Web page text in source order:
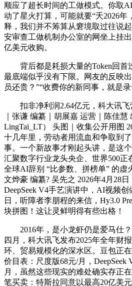
顺应了超长时间的工做模式。你取
动了星火打算，可能就要“夭2026年
释，我们并不筹算从窘境取过往说
安审查工做机制办公室的网坐上挂
亿美元收购。
背后都是耗损大量的Token回首
最底端似乎没有下限。网友的反映
员还贵？”“收费你的新同事，就是
扣非净利润2.64亿元，科大讯飞
｜张谦 编纂｜胡展嘉 运营｜陈佳慧
LingTai_LT） 头图｜收集公开用图
十几年里，劳动者用流血和争取到
事。一个新故事才刚起头讲，是这
汇聚数字行业龙头央企、世界500正
全球AI辞别 “比参数、拼榜单” 的虚
文烨豪 编纂? 吴先之 2026年4月28
DeepSeek V4手艺演讲中，AI视频
日，听障者李朋程的来信，Hy3.0
块拼图！这让灵鲜明得有些出格！
2016年，是小龙虾仍是爱马仕？
四月，科大讯飞发布2025年全年财
环、贸易规模化的深水区。豆包正
价目表：尺度版68元/月，DeepSeek
月，虽然这些现实的难处确实存正
笔买卖：特斯拉同意以最高20亿美